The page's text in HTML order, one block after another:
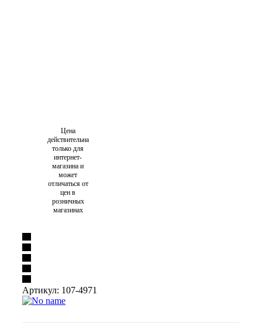
Цена
действительна
только для
интернет-
магазина и
может
отличаться от
цен в
розничных
магазинах
Артикул: 107-4971